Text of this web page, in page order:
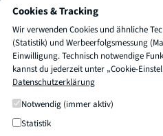
Subunternehmer Login
TRUXI als Lieferpartner
engagieren
Cookies & Tracking
Wir verwenden Cookies und ähnliche
(Statistik) und Werbeerfolgsmessung
Einwilligung. Technisch notwendige
kannst du jederzeit unter „Cookie-
Datenschutzerklärung
Notwendig (immer aktiv)
Statistik